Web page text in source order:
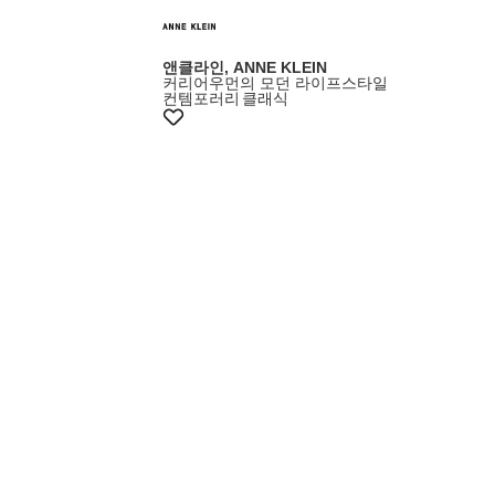
앤클라인, ANNE KLEIN
커리어우먼의 모던 라이프스타일
컨템포러리 클래식